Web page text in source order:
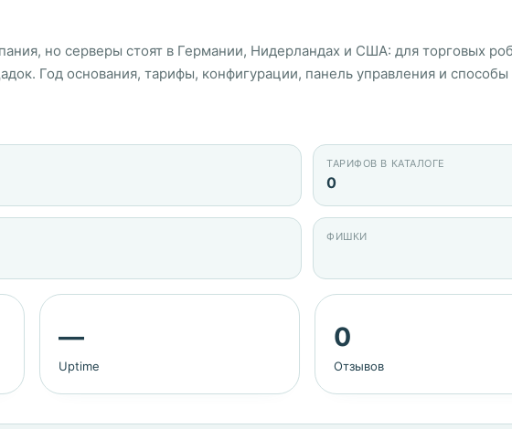
но серверы стоят в Германии, Нидерландах и США: для торговых
Год основания, тарифы, конфигурации, панель управления и
ТАРИФОВ В КАТАЛОГЕ
0
ФИШКИ
—
Uptime
0
Отзывов